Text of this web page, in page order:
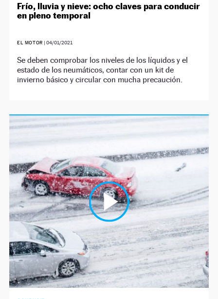
Frío, lluvia y nieve: ocho claves para conducir
en pleno temporal
EL MOTOR | 04/01/2021
Se deben comprobar los niveles de los líquidos y el
estado de los neumáticos, contar con un kit de
invierno básico y circular con mucha precaución.